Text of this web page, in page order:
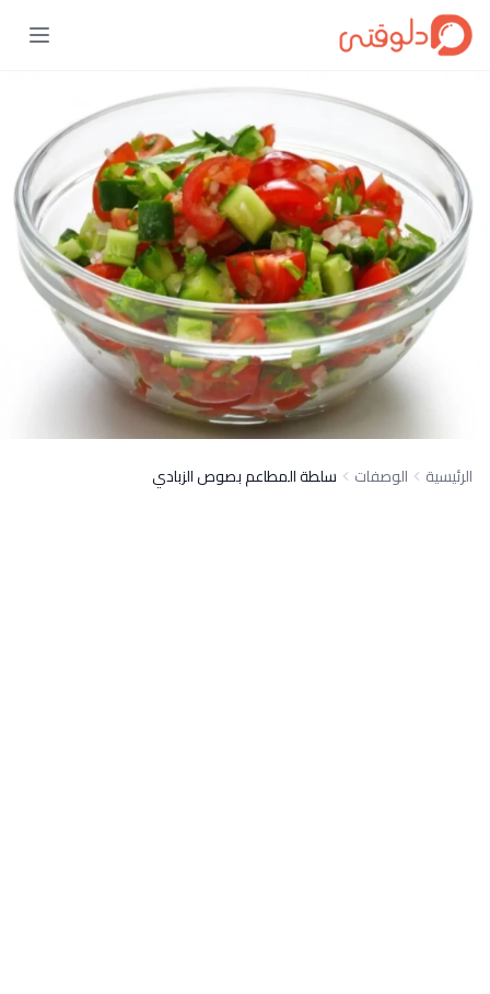
الرئيسية الوصفات سلطة المطاعم بصوص الزبادي